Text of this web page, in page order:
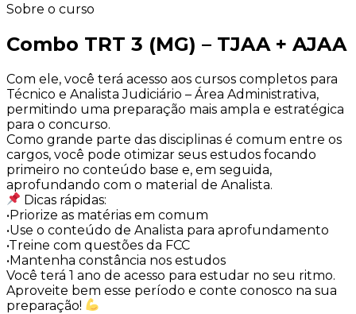
Sobre o curso
Combo TRT 3 (MG) – TJAA + AJAA
Com ele, você terá acesso aos cursos completos para
Técnico e Analista Judiciário – Área Administrativa,
permitindo uma preparação mais ampla e estratégica
para o concurso.
Como grande parte das disciplinas é comum entre os
cargos, você pode otimizar seus estudos focando
primeiro no conteúdo base e, em seguida,
aprofundando com o material de Analista.
Dicas rápidas:
•Priorize as matérias em comum
•Use o conteúdo de Analista para aprofundamento
•Treine com questões da FCC
•Mantenha constância nos estudos
Você terá 1 ano de acesso para estudar no seu ritmo.
Aproveite bem esse período e conte conosco na sua
preparação!